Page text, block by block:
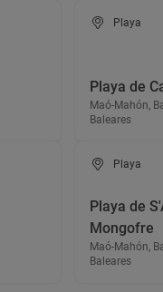
Playa
Playa de
Maó-Mahón,
Baleares
Playa
Playa de
Mongofre
Maó-Mahón,
Baleares